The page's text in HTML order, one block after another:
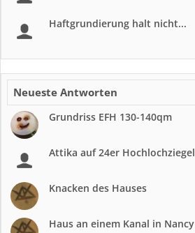
Haftgrundierung halt nicht...
Neueste Antworten
Grundriss EFH 130-140qm
Attika auf 24er Hochlochziegel
Knacken des Hauses
Haus an einem Kanal in Nancy